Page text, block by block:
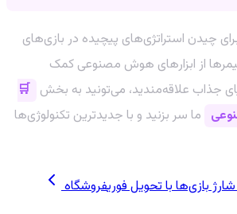
چیدن استراتژی‌های پیچیده در بازی‌های
از ابزارهای هوش مصنوعی کمک
جذاب علاقه‌مندید، می‌تونید به بخش 🛒
ما سر بزنید و با جدیدترین تکنولوژی‌ها
بازی‌ها با تحویل فوریفروشگاه